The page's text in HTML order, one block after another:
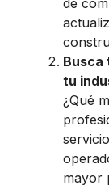
Busca
tu
¿Qué
mayor